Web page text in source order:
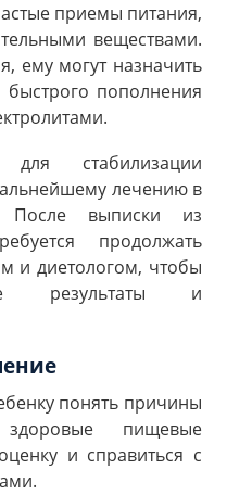
приемы питания,
веществами.
ему могут назначить
пополнения
для стабилизации
лечению в
После выписки из
продолжать
и диетологом, чтобы
результаты и
понять причины
здоровые пищевые
и справиться с